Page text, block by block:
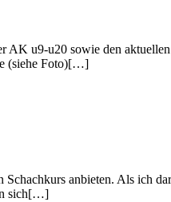
u9-u20 sowie den
(siehe Foto)[…]
anbieten. Als ich
sich[…]